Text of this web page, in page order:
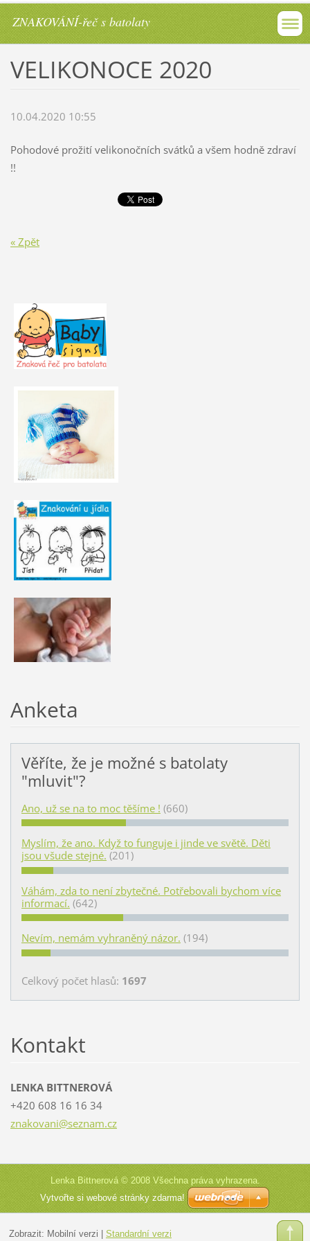
ZNAKOVÁNÍ-řeč s batolaty
VELIKONOCE 2020
10.04.2020 10:55
Pohodové prožití velikonočních svátků a všem hodně zdraví
!!
« Zpět
Anketa
Věříte, že je možné s batolaty
"mluvit"?
Ano, už se na to moc těšíme ! (660)
Myslím, že ano. Když to funguje i jinde ve světě. Děti
jsou všude stejné. (201)
Váhám, zda to není zbytečné. Potřebovali bychom více
informací. (642)
Nevím, nemám vyhraněný názor. (194)
Celkový počet hlasů: 1697
Kontakt
LENKA BITTNEROVÁ
+420 608 16 16 34
znakovani@seznam.cz
Lenka Bittnerová © 2008 Všechna práva vyhrazena.
Vytvořte si webové stránky zdarma!
Zobrazit: Mobilní verzi Standardní verzi